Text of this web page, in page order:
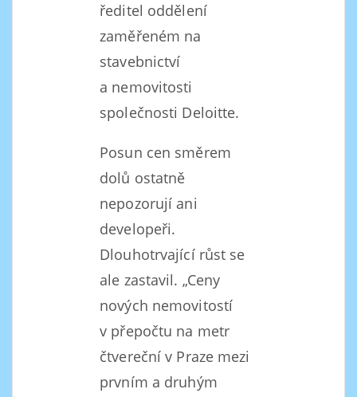
ředitel oddělení
zaměřeném na
stavebnictví
a nemovitosti
společnosti Deloitte.
Posun cen směrem
dolů ostatně
nepozorují ani
developeři.
Dlouhotrvající růst se
ale zastavil. „Ceny
nových nemovitostí
v přepočtu na metr
čtvereční v Praze mezi
prvním a druhým